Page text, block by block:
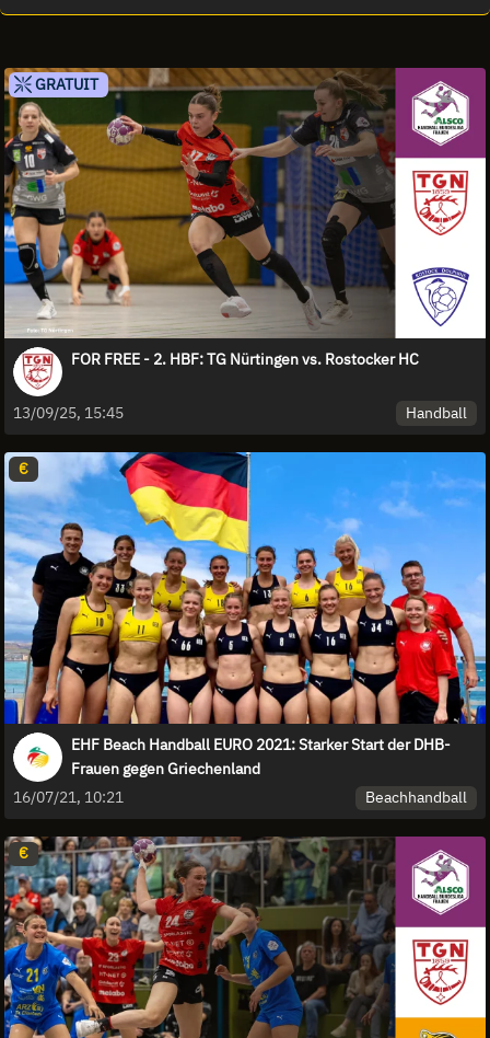
GRATUIT
FOR FREE - 2. HBF: TG Nürtingen vs. Rostocker HC
13/09/25, 15:45 Handball
€
EHF Beach Handball EURO 2021: Starker Start der DHB-
Frauen gegen Griechenland
16/07/21, 10:21
Beachhandball
€